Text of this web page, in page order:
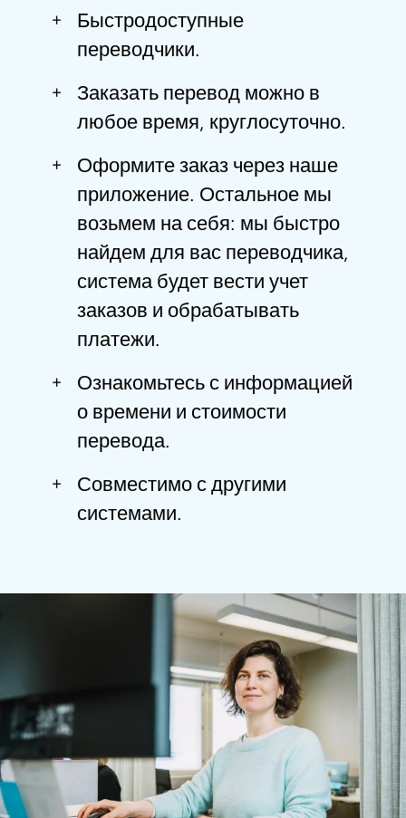
+
Быстродоступные
переводчики.
+
Заказать перевод можно в
любое время, круглосуточно.
+
Оформите заказ через наше
приложение. Остальное мы
возьмем на себя: мы быстро
найдем для вас переводчика,
система будет вести учет
заказов и обрабатывать
платежи.
+
Ознакомьтесь с информацией
о времени и стоимости
перевода.
+
Совместимо с другими
системами.